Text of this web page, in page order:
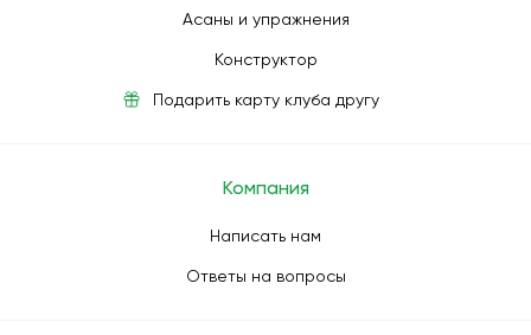
Асаны и упражнения
Конструктор
Подарить карту клуба другу
Компания
Написать нам
Ответы на вопросы